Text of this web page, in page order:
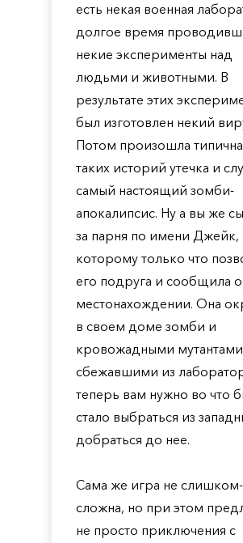
есть некая военная
долгое время
некие эксперименты над
людьми и животными. В
результате этих
был изготовлен некий
Потом произошла
таких историй утечка и
самый настоящий зомби-
апокалипсис. Ну а вы же
за парня по имени Джейк,
которому только что
его подруга и сообщила
местонахождении. Она
в своем доме зомби и
кровожадными
сбежавшими из
теперь вам нужно во что
стало выбраться из
добраться до нее.
Сама же игра не
сложна, но при этом
не просто приключения с